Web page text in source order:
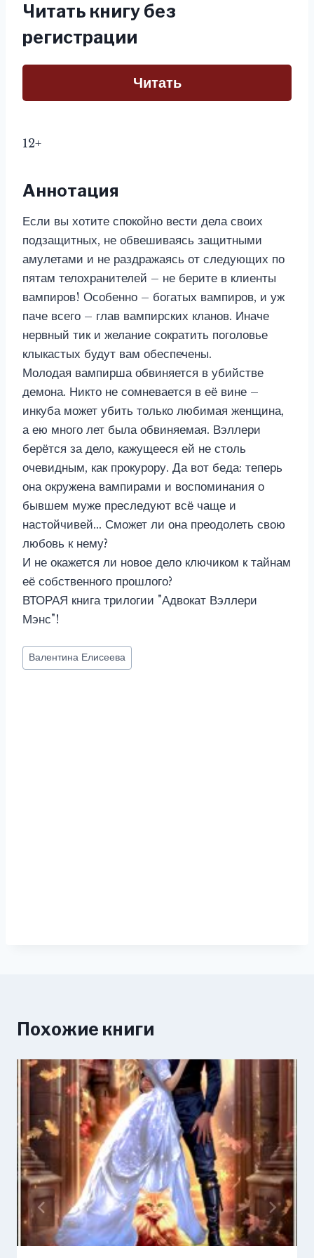
Читать книгу без
регистрации
Читать
12+
Аннотация
Если вы хотите спокойно вести дела своих
подзащитных, не обвешиваясь защитными
амулетами и не раздражаясь от следующих по
пятам телохранителей – не берите в клиенты
вампиров! Особенно – богатых вампиров, и уж
паче всего – глав вампирских кланов. Иначе
нервный тик и желание сократить поголовье
клыкастых будут вам обеспечены.
Молодая вампирша обвиняется в убийстве
демона. Никто не сомневается в её вине –
инкуба может убить только любимая женщина,
а ею много лет была обвиняемая. Вэллери
берётся за дело, кажущееся ей не столь
очевидным, как прокурору. Да вот беда: теперь
она окружена вампирами и воспоминания о
бывшем муже преследуют всё чаще и
настойчивей… Сможет ли она преодолеть свою
любовь к нему?
И не окажется ли новое дело ключиком к тайнам
её собственного прошлого?
ВТОРАЯ книга трилогии "Адвокат Вэллери
Мэнс"!
Метки
записи:
Валентина Елисеева
Похожие книги